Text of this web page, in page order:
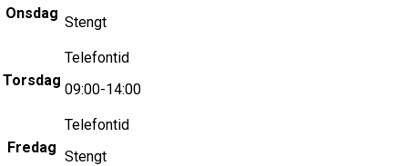
Onsdag
Stengt
Torsdag
Telefontid
09:00-14:00
Fredag
Telefontid
Stengt